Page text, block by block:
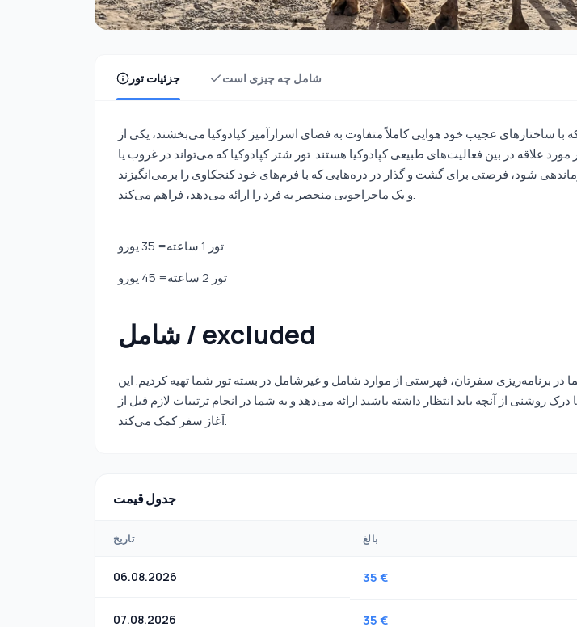
جزئیات تور شامل چه چیزی است
با ساختارهای عجیب خود هوایی کاملاً متفاوت به فضای اسرارآمیز کپا‌دوکیا می‌بخشند، یکی از
مورد علاقه در بین فعالیت‌های طبیعی کپا‌دوکیا هستند. تور شتر کپا‌دوکیا که می‌تواند در غروب یا
شود، فرصتی برای گشت و گذار در دره‌هایی که با فرم‌های خود کنجکاوی را برمی‌انگیزند
و یک ماجراجویی منحصر به فرد را ارائه می‌دهد، فراهم می‌کند.
تور 1 ساعته= 35 یورو
تور 2 ساعته= 45 یورو
شامل / excluded
در برنامه‌ریزی سفرتان، فهرستی از موارد شامل و غیرشامل در بسته تور شما تهیه کردیم. این
روشنی از آنچه باید انتظار داشته باشید ارائه می‌دهد و به شما در انجام ترتیبات لازم قبل از
آغاز سفر کمک می‌کند.
جدول قیمت
تاریخ بالغ
06.08.2026 35 €
07.08.2026 35 €